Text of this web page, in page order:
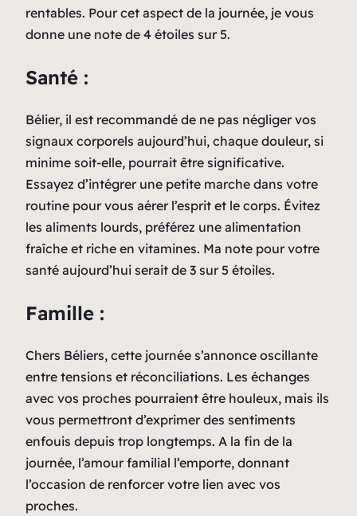
rentables. Pour cet aspect de la journée, je vous
donne une note de 4 étoiles sur 5.
Santé :
Bélier, il est recommandé de ne pas négliger vos
signaux corporels aujourd’hui, chaque douleur, si
minime soit-elle, pourrait être significative.
Essayez d’intégrer une petite marche dans votre
routine pour vous aérer l’esprit et le corps. Évitez
les aliments lourds, préférez une alimentation
fraîche et riche en vitamines. Ma note pour votre
santé aujourd’hui serait de 3 sur 5 étoiles.
Famille :
Chers Béliers, cette journée s’annonce oscillante
entre tensions et réconciliations. Les échanges
avec vos proches pourraient être houleux, mais ils
vous permettront d’exprimer des sentiments
enfouis depuis trop longtemps. A la fin de la
journée, l’amour familial l’emporte, donnant
l’occasion de renforcer votre lien avec vos
proches.